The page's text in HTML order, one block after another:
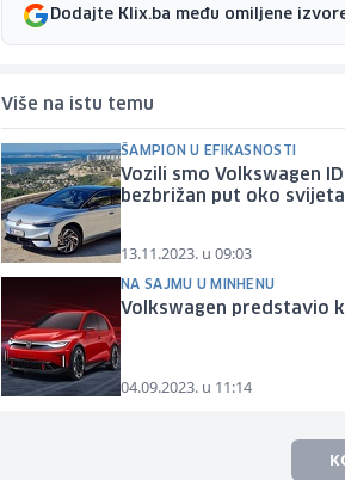
Dodajte Klix.ba među omiljene
Više na istu temu
ŠAMPION U EFIKASNOSTI
Vozili smo Volkswagen
bezbrižan put oko svijeta
13.11.2023. u 09:03
NA SAJMU U MINHENU
Volkswagen predstavio
04.09.2023. u 11:14